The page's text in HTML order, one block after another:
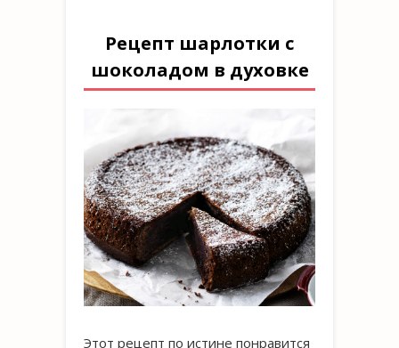
Рецепт шарлотки с
шоколадом в духовке
Этот рецепт по истине понравится